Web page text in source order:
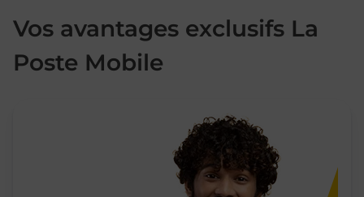
Vos avantages exclusifs La
Poste Mobile